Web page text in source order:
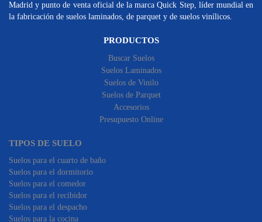
Madrid y punto de venta oficial de la marca Quick Step, líder mundial en
la fabricación de suelos laminados, de parquet y de suelos vinílicos.
PRODUCTOS
Buscar Suelos
Suelos Laminados
Suelos de Vinilo
Suelos de Parquet
Accesorios
Presupuesto Online
TIPOS DE SUELO
Suelos para el cuarto de baño
Suelos para el dormitorio
Suelos para el comedor
Suelos para el recibidor
Suelos para el despacho
Suelos para la cocina